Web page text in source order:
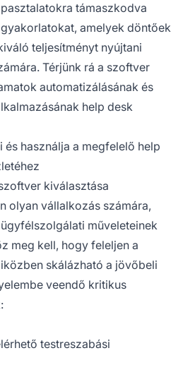
támaszkodva
amelyek döntőek
teljesítményt nyújtani
Térjünk rá a szoftver
automatizálásának és
help desk
és használja a megfelelő help
kiválasztása
olyan vállalkozás számára,
műveleteinek
meg kell, hogy feleljen a
skálázható a jövőbeli
veendő kritikus
testreszabási